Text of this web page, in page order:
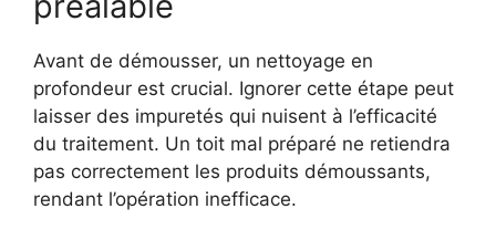
Avant de démousser, un nettoyage en
profondeur est crucial. Ignorer cette étape peut
laisser des impuretés qui nuisent à l’efficacité
du traitement. Un toit mal préparé ne retiendra
pas correctement les produits démoussants,
rendant l’opération inefficace.